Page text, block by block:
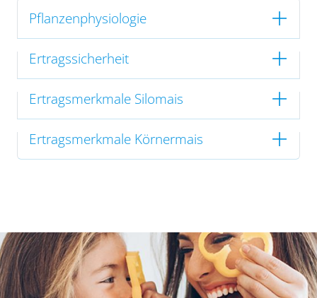
Pflanzenphysiologie
Ertragssicherheit
Ertragsmerkmale Silomais
Ertragsmerkmale Körnermais